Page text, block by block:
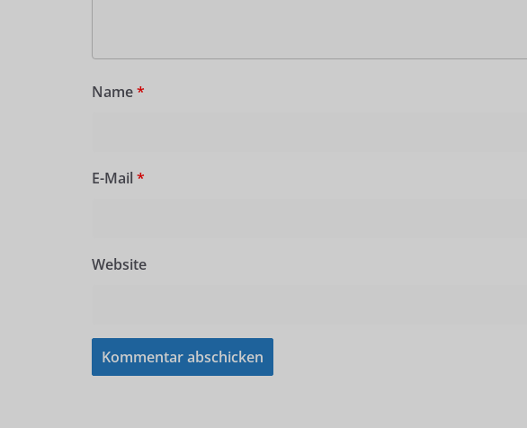
Name*
E-Mail *
Website